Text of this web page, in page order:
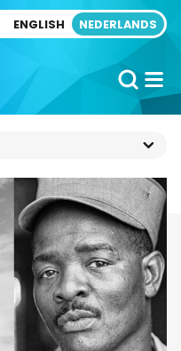
ENGLISH NEDERLANDS